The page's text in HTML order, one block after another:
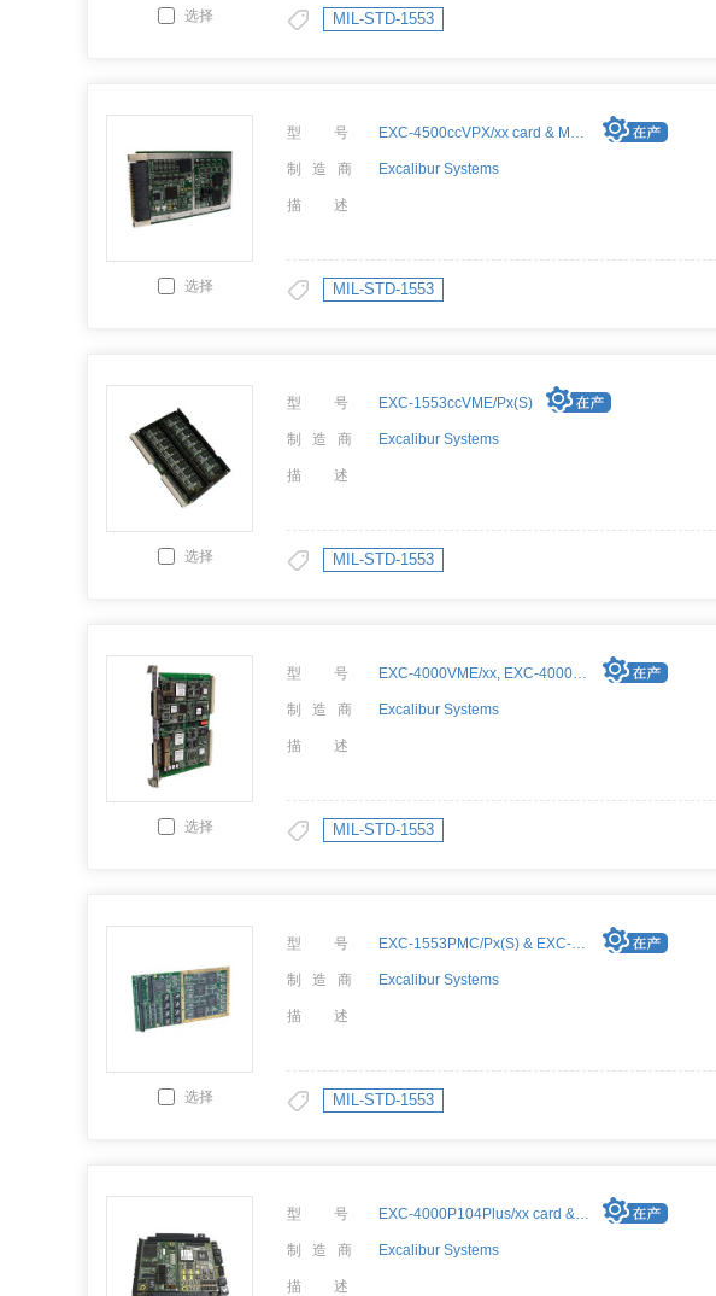
选择 MIL-STD-1553
选择
型 号 EXC-4500ccVPX/xx card & M4K1553Px(S) module
制 造 商 Excalibur Systems
描 述
MIL-STD-1553
选择
型 号 EXC-1553ccVME/Px(S)
制 造 商 Excalibur Systems
描 述
MIL-STD-1553
选择
型 号 EXC-4000VME/xx, EXC-4000VXI/xx cards & M4K1553Px(S) module
制 造 商 Excalibur Systems
描 述
MIL-STD-1553
选择
型 号 EXC-1553PMC/Px(S) & EXC-1553ccPMC/Px(S)
制 造 商 Excalibur Systems
描 述
MIL-STD-1553
型 号 EXC-4000P104Plus/xx card & M4K1553Px(S) module
制 造 商 Excalibur Systems
描 述